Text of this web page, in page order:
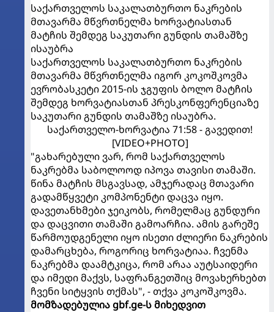
საქართველოს საკალათბურთო ნაკრების
მთავარმა მწვრთნელმა ხორვატიასთან
მატჩის შემდეგ საკუთარი გუნდის თამაშზე
ისაუბრა
საქართველოს საკალათბურთო ნაკრების
მთავარმა მწვრთნელმა იგორ კოკოშკოვმა
ევრობასკეტი 2015-ის ჯგუფის ბოლო მატჩის
შემდეგ ხორვატიასთან პრესკონფერენციაზე
საკუთარი გუნდის თამაშზე ისაუბრა.
საქართველო-ხორვატია 71:58 - გავედით!
[VIDEO+PHOTO]
"გახარებული ვარ, რომ საქართველოს
ნაკრებმა საბოლოოდ იპოვა თავისი თამაში.
წინა მატჩის მსგავსად, ამჯერადაც მთავარი
გადამწყვეტი კომპონენტი დაცვა იყო.
დავეთანხმები ჯეიკობს, რომელმაც გუნდური
და დაცვითი თამაში გამოარჩია. ამის გარეშე
წარმოუდგენელი იყო ისეთი ძლიერი ნაკრების
დამარცხება, როგორიც ხორვატიაა. ჩვენმა
ნაკრებმა დაამტკიცა, რომ არაა აუტსაიდერი
და იმედი მაქვს, საფრანგეთშიც მოვახერხებთ
ჩვენი სიტყვის თქმას", - თქვა კოკოშკოვმა.
მომზადებულია gbf.ge-ს მიხედვით